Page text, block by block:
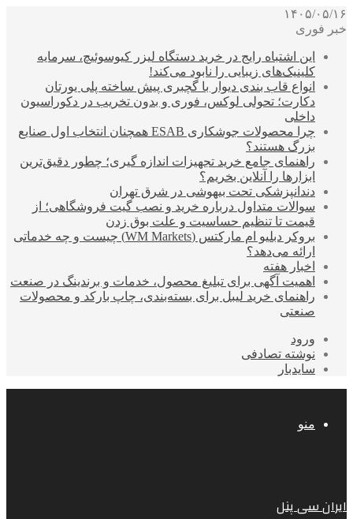
۱۴۰۵/۰۵/۱۶
خبر فوری
این اشتباه رایج در خرید دستگاه لیزر کیوسوئیچ، سرمایه
کلینیک‌های زیبایی را نابود می‌کند!
انواع قاب بندی دیوار با گچبری پیش ساخته پلی یورتان
دکارت؛ تحولی لوکس، فوری و بدون تخریب در دکوراسیون
داخلی
چرا محصولات جوشکاری ESAB همچنان انتخاب اول صنایع
بزرگ هستند؟
راهنمای جامع خرید تجهیزات اندازه گیری؛ چطور دقیق‌ترین
ابزارها را آنلاین بخریم؟
دندانپزشکی تحت بیهوشی در شرق تهران
سوالات متداول درباره خرید و نصب گیت فروشگاهی؛ از
قیمت تا تنظیم حساسیت و علت بوق زدن
بروکر دبلیو ام مارکتس (WM Markets) چیست و چه خدماتی
ارائه می‌دهد؟
اخبار هفته
اهمیت آگهی برای تبلیغ محصول، خدمات و برندینگ در صنعت
راهنمای خرید لیبل برای بسته‌بندی، چاپ بارکد و محصولات
صنعتی
ورود
نوشته تصادفی
سایدبار
منو
ایران سی پنل